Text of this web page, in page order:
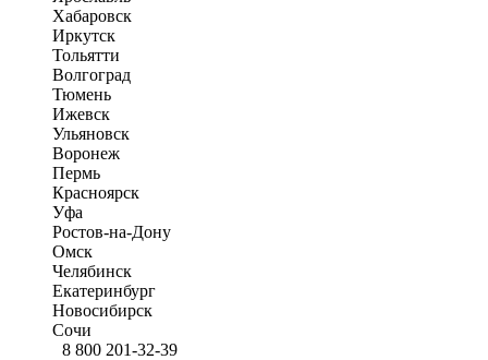
Хабаровск
Иркутск
Тольятти
Волгоград
Тюмень
Ижевск
Ульяновск
Воронеж
Пермь
Красноярск
Уфа
Ростов-на-Дону
Омск
Челябинск
Екатеринбург
Новосибирск
Сочи
8 800 201-32-39